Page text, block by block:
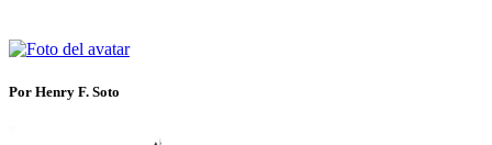
Por Henry F. Soto